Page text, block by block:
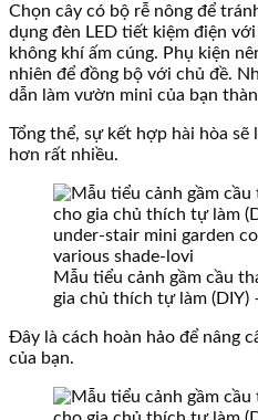
Chọn cây có bộ rễ nông để
dụng đèn LED tiết kiệm điện
không khí ấm cúng. Phụ kiện
nhiên để đồng bộ với chủ đề.
dẫn làm vườn mini của bạn
Tổng thể, sự kết hợp hài hòa
hơn rất nhiều.
Mẫu tiểu cảnh gầm cầu
gia chủ thích tự làm (DIY)
Đây là cách hoàn hảo để nâng
của bạn.